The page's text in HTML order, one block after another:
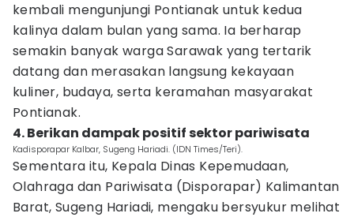
kembali mengunjungi Pontianak untuk kedua
kalinya dalam bulan yang sama. Ia berharap
semakin banyak warga Sarawak yang tertarik
datang dan merasakan langsung kekayaan
kuliner, budaya, serta keramahan masyarakat
Pontianak.
4. Berikan dampak positif sektor pariwisata
Kadisporapar Kalbar, Sugeng Hariadi. (IDN Times/Teri).
Sementara itu, Kepala Dinas Kepemudaan,
Olahraga dan Pariwisata (Disporapar) Kalimantan
Barat, Sugeng Hariadi, mengaku bersyukur melihat